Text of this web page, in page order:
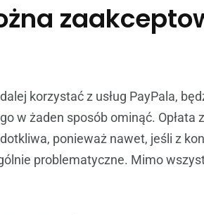
korzystać z usług PayPala,
w żaden sposób ominąć.
ponieważ nawet, jeśli z
problematyczne. Mimo